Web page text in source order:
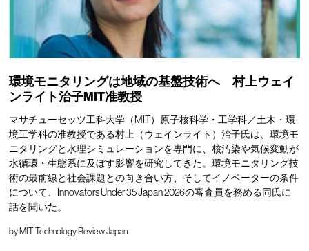
環境モニタリングは地域の基盤技術へ 村上ウェイ
ンライト治子MIT准教授
マサチューセッツ工科大学（MIT）原子核科学・工学科／土木・環
境工学科の准教授である村上（ウェインライト）治子氏は、環境モ
ニタリングと水理シミュレーションを専門に、核汚染や気候変動が
水循環・生態系に及ぼす影響を研究してきた。環境モニタリング技
術の最前線と社会課題との向き合い方、そしてイノベーターの条件
について、Innovators Under 35 Japan 2026の審査員を務める同氏に
話を聞いた。
byMIT Technology Review Japan